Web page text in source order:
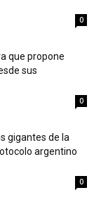
0
que propone
sus
0
gigantes de la
argentino
0